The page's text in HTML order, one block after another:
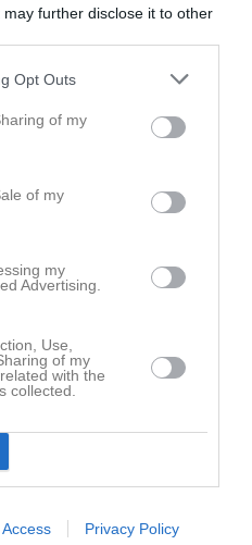
may further disclose it to other
Opt Outs
of my
of my
my
Advertising.
Use,
of my
with the
collected.
Privacy Policy
aktiviteter